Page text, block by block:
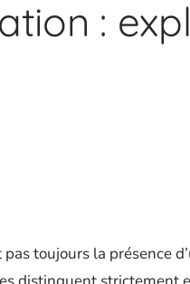
:
toujours la présence